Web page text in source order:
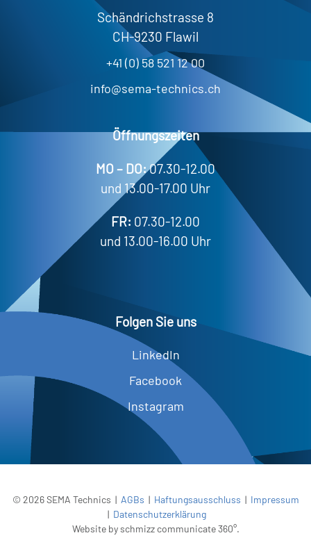
Schändrichstrasse 8
CH-9230 Flawil
+41 (0) 58 521 12 00
info@sema-technics.ch
Öffnungszeiten
MO – DO:07.30-12.00
und 13.00-17.00 Uhr
FR: 07.30-12.00
und 13.00-16.00 Uhr
Folgen Sie uns
LinkedIn
Facebook
Instagram
© 2026SEMA Technics | AGBs | Haftungsausschluss | Impressum
| Datenschutzerklärung
Website by schmizz communicate 360°.